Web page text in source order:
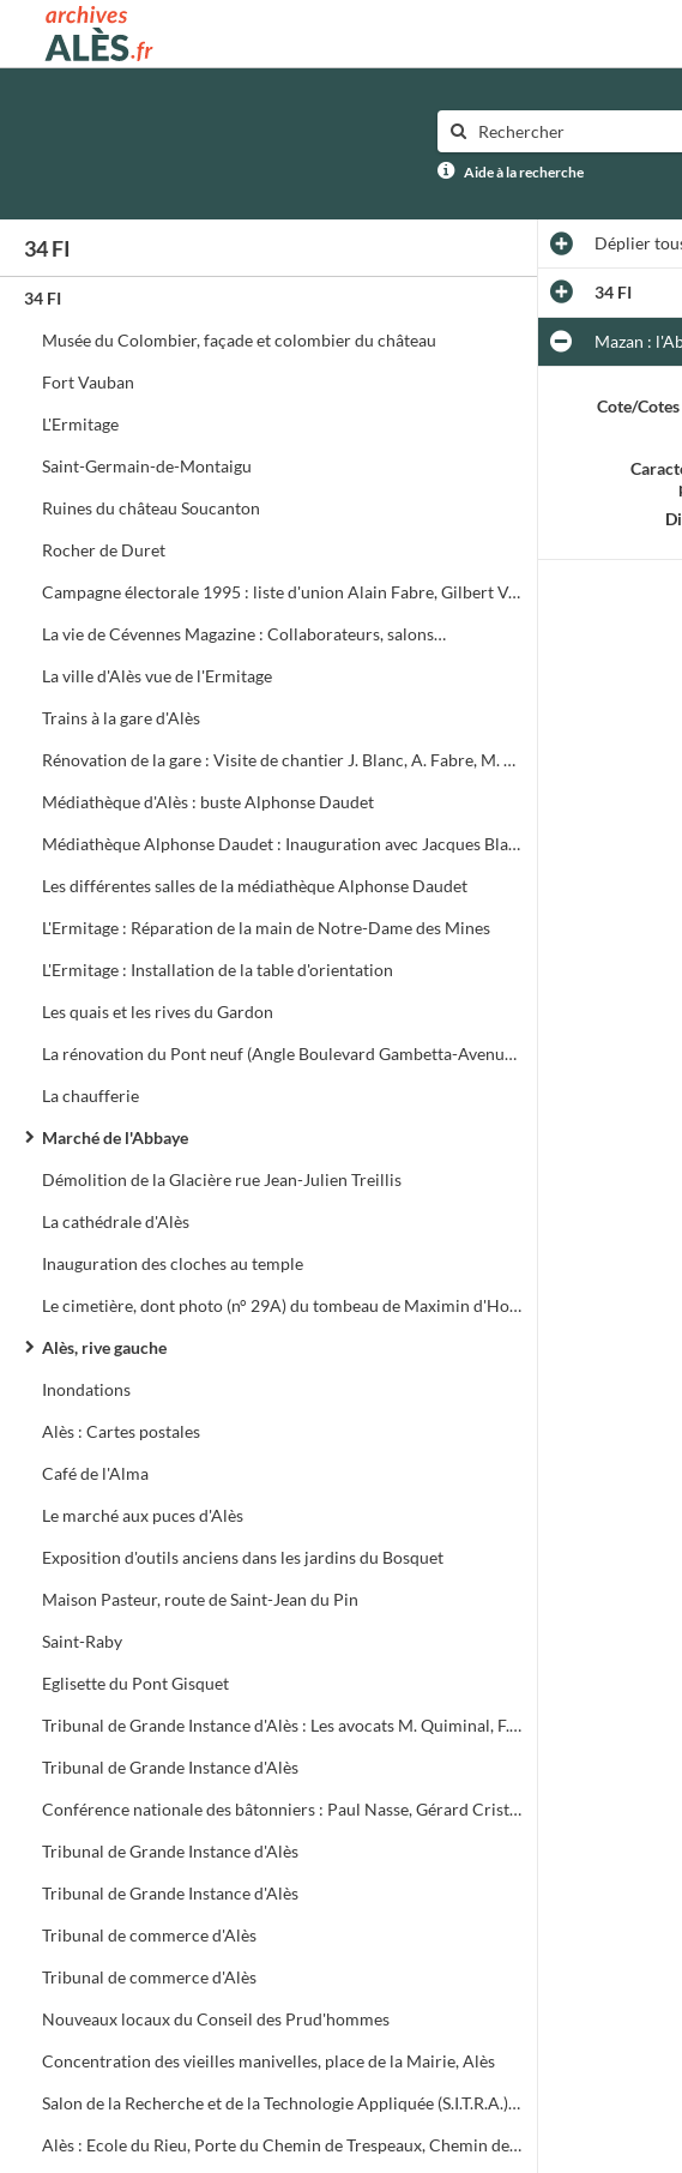
Archives municipales d'Alès
Aide à la recherche
34 FI
34 FI
Musée du Colombier, façade et colombier du château
Fort Vauban
L'Ermitage
Saint-Germain-de-Montaigu
Ruines du château Soucanton
Rocher de Duret
Campagne électorale 1995 : liste d'union Alain Fabre, Gilbert Vezon, Max Roustan
La vie de Cévennes Magazine : Collaborateurs, salons…
La ville d'Alès vue de l'Ermitage
Trains à la gare d'Alès
Rénovation de la gare : Visite de chantier J. Blanc, A. Fabre, M. Roustan, J. Danilet
Médiathèque d'Alès : buste Alphonse Daudet
Médiathèque Alphonse Daudet : Inauguration avec Jacques Blanc, Max Roustan, Raymond Castan
Les différentes salles de la médiathèque Alphonse Daudet
L'Ermitage : Réparation de la main de Notre-Dame des Mines
L'Ermitage : Installation de la table d'orientation
Les quais et les rives du Gardon
La rénovation du Pont neuf (Angle Boulevard Gambetta-Avenue Carnot)
La chaufferie
Marché de l'Abbaye
Démolition de la Glacière rue Jean-Julien Treillis
La cathédrale d'Alès
Inauguration des cloches au temple
Le cimetière, dont photo (n° 29A) du tombeau de Maximin d'Hombres
Alès, rive gauche
Inondations
Alès : Cartes postales
Café de l'Alma
Le marché aux puces d'Alès
Exposition d'outils anciens dans les jardins du Bosquet
Maison Pasteur, route de Saint-Jean du Pin
Saint-Raby
Eglisette du Pont Gisquet
Tribunal de Grande Instance d'Alès : Les avocats M. Quiminal, F. Gilles, G. Vezon, N. Tria, le président Thierry Ghem
Tribunal de Grande Instance d'Alès
Conférence nationale des bâtonniers : Paul Nasse, Gérard Cristol, Christophe Ricour et Paul Morin
Tribunal de Grande Instance d'Alès
Tribunal de Grande Instance d'Alès
Tribunal de commerce d'Alès
Tribunal de commerce d'Alès
Nouveaux locaux du Conseil des Prud'hommes
Concentration des vieilles manivelles, place de la Mairie, Alès
Salon de la Recherche et de la Technologie Appliquée (S.I.T.R.A.) au Capra. Inauguration avec Jacques Blanc, Max Roustan, Max Romanet, Alain Fabre, Jean Bousquet
Alès : Ecole du Rieu, Porte du Chemin de Trespeaux, Chemin de fer quartier ardoise, Rue de la Roque, Mairie, Fort Vauban, Tour Vieille
Déplier
34 FI
Mazan :
Cote/